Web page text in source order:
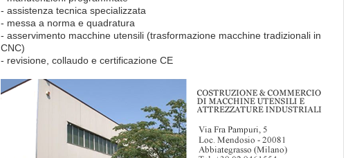
- assistenza tecnica specializzata
- messa a norma e quadratura
- asservimento macchine utensili (trasformazione macchine tradizionali in
CNC)
- revisione, collaudo e certificazione CE